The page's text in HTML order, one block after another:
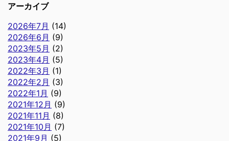
アーカイブ
2026年7月 (14)
2026年6月 (9)
2023年5月 (2)
2023年4月 (5)
2022年3月 (1)
2022年2月 (3)
2022年1月 (9)
2021年12月 (9)
2021年11月 (8)
2021年10月 (7)
2021年9月 (5)